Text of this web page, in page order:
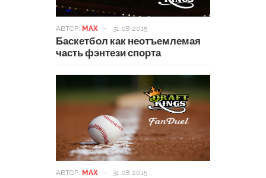
АВТОР: MAX - 31.08.2015
Баскетбол как неотъемлемая
часть фэнтези спорта
АВТОР: MAX - 31.08.2015